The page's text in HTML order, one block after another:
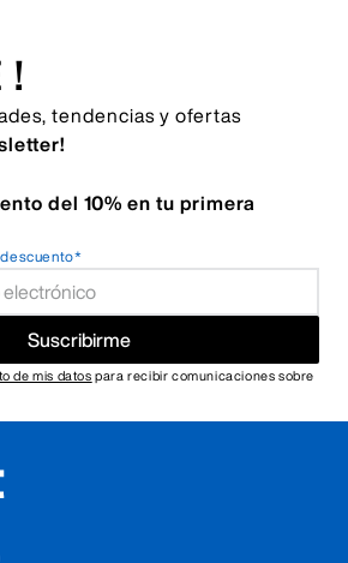
tendencias y ofertas
del 10% en tu primera
descuento*
Suscribirme
de mis datos para recibir comunicaciones sobre